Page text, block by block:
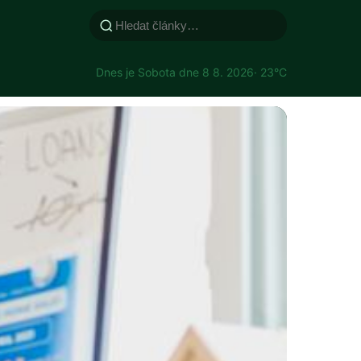
Dnes je Sobota dne 8 8. 2026· 23°C